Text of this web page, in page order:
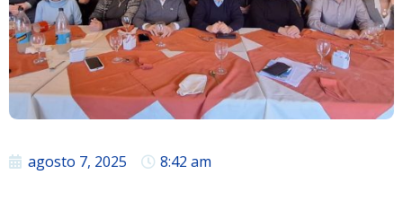
agosto 7, 2025 8:42 am